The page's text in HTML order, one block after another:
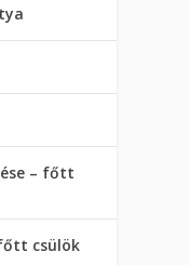
– főtt
csülök